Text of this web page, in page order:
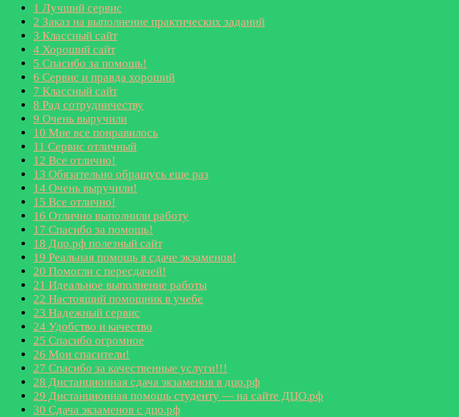
1 Лучший сервис
2 Заказ на выполнение практических заданий
3 Классный сайт
4 Хороший сайт
5 Спасибо за помощь!
6 Сервис и правда хороший
7 Классный сайт
8 Рад сотрудничеству
9 Очень выручили
10 Мне все понравилось
11 Сервис отличный
12 Все отлично!
13 Обязательно обращусь еще раз
14 Очень выручили!
15 Все отлично!
16 Отлично выполнили работу
17 Спасибо за помощь!
18 Дцо.рф полезный сайт
19 Реальная помощь в сдаче экзаменов!
20 Помогли с пересдачей!
21 Идеальное выполнение работы
22 Настоящий помощник в учебе
23 Надежный сервис
24 Удобство и качество
25 Спасибо огромное
26 Мои спасители!
27 Спасибо за качественные услуги!!!
28 Дистанционная сдача экзаменов в дцо.рф
29 Дистанционная помощь студенту — на сайте ДЦО.рф
30 Сдача экзаменов с дцо.рф